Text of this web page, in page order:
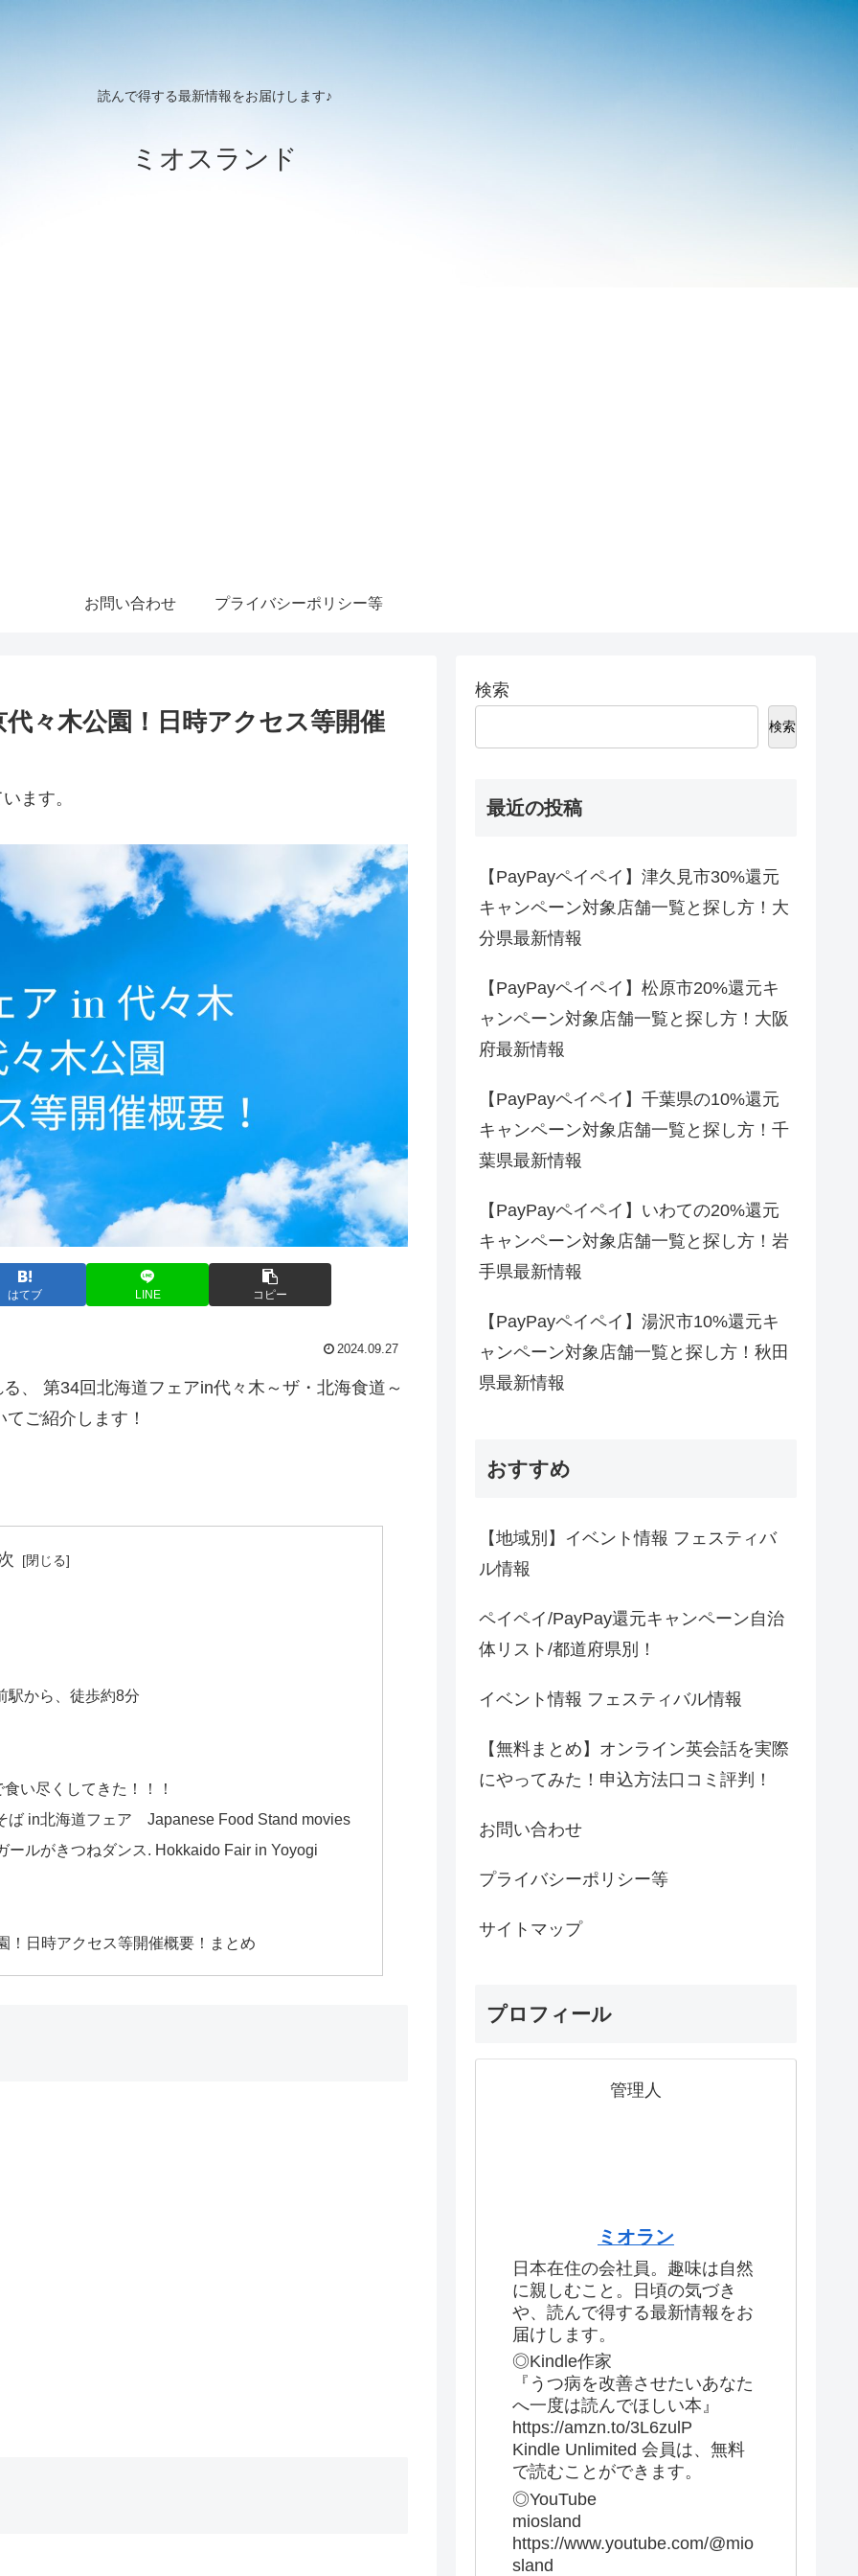
読んで得する最新情報をお届けします♪
ミオスランド
お問い合わせ プライバシーポリシー等
々木公園！日時アクセス等開催
ます。
はてブ LINE コピー
2024.09.27
、 第34回北海道フェアin代々木～ザ・北海食道～
ご紹介します！
駅から、徒歩約8分
い尽くしてきた！！！
ば in北海道フェア Japanese Food Stand movies
ールがきつねダンス. Hokkaido Fair in Yoyogi
！日時アクセス等開催概要！まとめ
検索
検索
最近の投稿
【PayPayペイペイ】津久見市30%還元
キャンペーン対象店舗一覧と探し方！大
分県最新情報
【PayPayペイペイ】松原市20%還元キ
ャンペーン対象店舗一覧と探し方！大阪
府最新情報
【PayPayペイペイ】千葉県の10%還元
キャンペーン対象店舗一覧と探し方！千
葉県最新情報
【PayPayペイペイ】いわての20%還元
キャンペーン対象店舗一覧と探し方！岩
手県最新情報
【PayPayペイペイ】湯沢市10%還元キ
ャンペーン対象店舗一覧と探し方！秋田
県最新情報
おすすめ
【地域別】イベント情報 フェスティバ
ル情報
ペイペイ/PayPay還元キャンペーン自治
体リスト/都道府県別！
イベント情報 フェスティバル情報
【無料まとめ】オンライン英会話を実際
にやってみた！申込方法口コミ評判！
お問い合わせ
プライバシーポリシー等
サイトマップ
プロフィール
管理人
ミオラン
日本在住の会社員。趣味は自然
に親しむこと。日頃の気づき
や、読んで得する最新情報をお
届けします。
◎Kindle作家
『うつ病を改善させたいあなた
へ一度は読んでほしい本』
https://amzn.to/3L6zulP
Kindle Unlimited 会員は、無料
で読むことができます。
◎YouTube
miosland
https://www.youtube.com/@mio
sland